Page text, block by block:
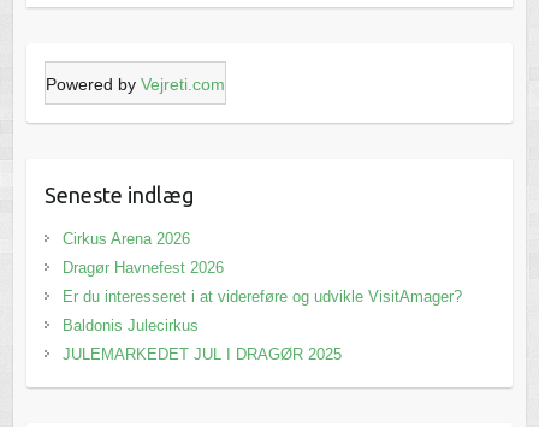
Powered by Vejreti.com
Seneste indlæg
Cirkus Arena 2026
Dragør Havnefest 2026
Er du interesseret i at videreføre og udvikle VisitAmager?
Baldonis Julecirkus
JULEMARKEDET JUL I DRAGØR 2025